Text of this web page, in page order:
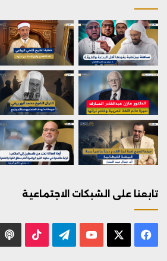
تابعنا على الشبكات الاجتماعية
فيسبوك يوتيوب تيلقرام ‫TikTok